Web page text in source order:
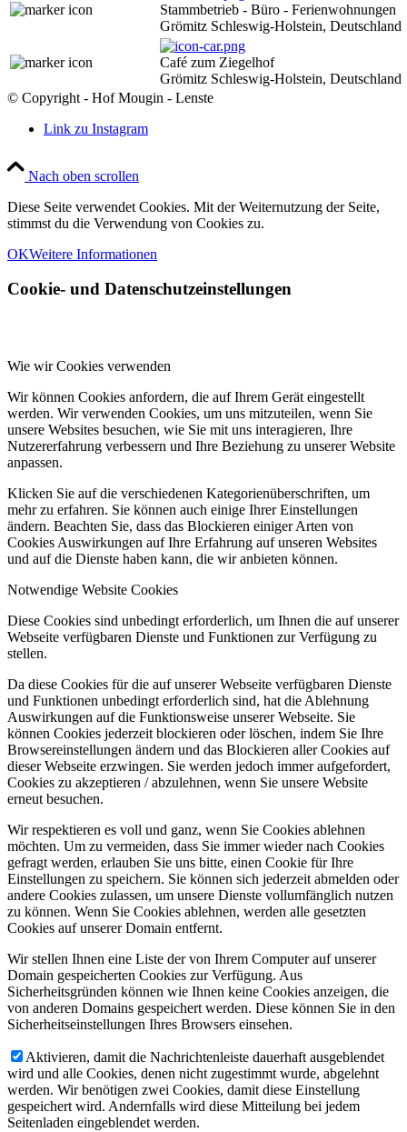
Stammbetrieb - Büro - Ferienwohnungen
Grömitz Schleswig-Holstein, Deutschland
Café zum Ziegelhof
Grömitz Schleswig-Holstein, Deutschland
© Copyright - Hof Mougin - Lenste
Link zu Instagram
Nach oben scrollen
Diese Seite verwendet Cookies. Mit der Weiternutzung der Seite,
stimmst du die Verwendung von Cookies zu.
OKWeitere Informationen
Cookie- und Datenschutzeinstellungen
Wie wir Cookies verwenden
Wir können Cookies anfordern, die auf Ihrem Gerät eingestellt
werden. Wir verwenden Cookies, um uns mitzuteilen, wenn Sie
unsere Websites besuchen, wie Sie mit uns interagieren, Ihre
Nutzererfahrung verbessern und Ihre Beziehung zu unserer Website
anpassen.
Klicken Sie auf die verschiedenen Kategorienüberschriften, um
mehr zu erfahren. Sie können auch einige Ihrer Einstellungen
ändern. Beachten Sie, dass das Blockieren einiger Arten von
Cookies Auswirkungen auf Ihre Erfahrung auf unseren Websites
und auf die Dienste haben kann, die wir anbieten können.
Notwendige Website Cookies
Diese Cookies sind unbedingt erforderlich, um Ihnen die auf unserer
Webseite verfügbaren Dienste und Funktionen zur Verfügung zu
stellen.
Da diese Cookies für die auf unserer Webseite verfügbaren Dienste
und Funktionen unbedingt erforderlich sind, hat die Ablehnung
Auswirkungen auf die Funktionsweise unserer Webseite. Sie
können Cookies jederzeit blockieren oder löschen, indem Sie Ihre
Browsereinstellungen ändern und das Blockieren aller Cookies auf
dieser Webseite erzwingen. Sie werden jedoch immer aufgefordert,
Cookies zu akzeptieren / abzulehnen, wenn Sie unsere Website
erneut besuchen.
Wir respektieren es voll und ganz, wenn Sie Cookies ablehnen
möchten. Um zu vermeiden, dass Sie immer wieder nach Cookies
gefragt werden, erlauben Sie uns bitte, einen Cookie für Ihre
Einstellungen zu speichern. Sie können sich jederzeit abmelden oder
andere Cookies zulassen, um unsere Dienste vollumfänglich nutzen
zu können. Wenn Sie Cookies ablehnen, werden alle gesetzten
Cookies auf unserer Domain entfernt.
Wir stellen Ihnen eine Liste der von Ihrem Computer auf unserer
Domain gespeicherten Cookies zur Verfügung. Aus
Sicherheitsgründen können wie Ihnen keine Cookies anzeigen, die
von anderen Domains gespeichert werden. Diese können Sie in den
Sicherheitseinstellungen Ihres Browsers einsehen.
Aktivieren, damit die Nachrichtenleiste dauerhaft ausgeblendet
wird und alle Cookies, denen nicht zugestimmt wurde, abgelehnt
werden. Wir benötigen zwei Cookies, damit diese Einstellung
gespeichert wird. Andernfalls wird diese Mitteilung bei jedem
Seitenladen eingeblendet werden.